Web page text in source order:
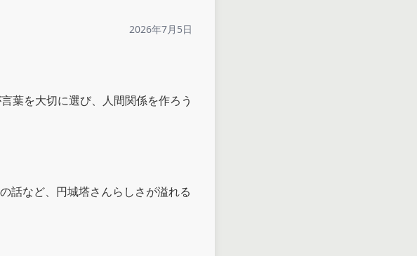
2026年7月5日
葉を大切に選び、人間関係を作ろう
話など、円城塔さんらしさが溢れる